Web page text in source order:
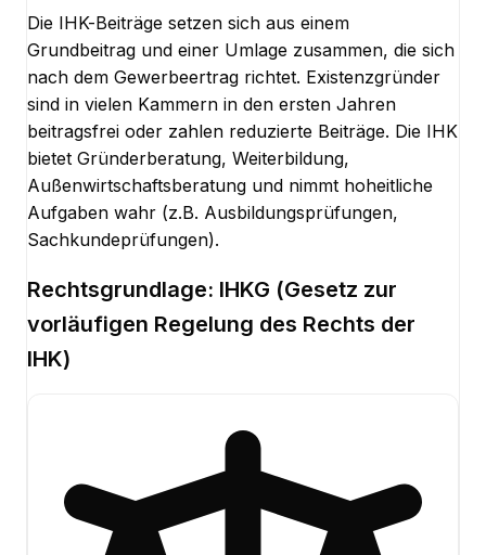
Die IHK-Beiträge setzen sich aus einem
Grundbeitrag und einer Umlage zusammen, die sich
nach dem Gewerbeertrag richtet. Existenzgründer
sind in vielen Kammern in den ersten Jahren
beitragsfrei oder zahlen reduzierte Beiträge. Die IHK
bietet Gründerberatung, Weiterbildung,
Außenwirtschaftsberatung und nimmt hoheitliche
Aufgaben wahr (z.B. Ausbildungsprüfungen,
Sachkundeprüfungen).
Rechtsgrundlage: IHKG (Gesetz zur
vorläufigen Regelung des Rechts der
IHK)